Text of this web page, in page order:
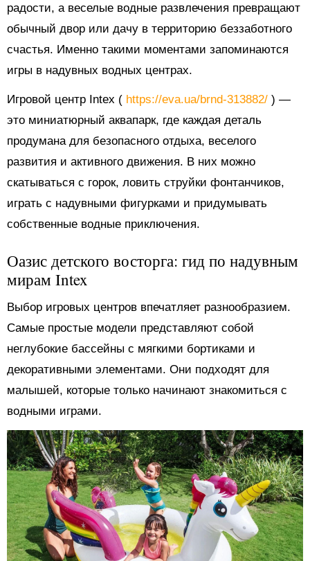
радости, а веселые водные развлечения превращают
обычный двор или дачу в территорию беззаботного
счастья. Именно такими моментами запоминаются
игры в надувных водных центрах.
Игровой центр Intex ( https://eva.ua/brnd-313882/ ) —
это миниатюрный аквапарк, где каждая деталь
продумана для безопасного отдыха, веселого
развития и активного движения. В них можно
скатываться с горок, ловить струйки фонтанчиков,
играть с надувными фигурками и придумывать
собственные водные приключения.
Оазис детского восторга: гид по надувным
мирам Intex
Выбор игровых центров впечатляет разнообразием.
Самые простые модели представляют собой
неглубокие бассейны с мягкими бортиками и
декоративными элементами. Они подходят для
малышей, которые только начинают знакомиться с
водными играми.